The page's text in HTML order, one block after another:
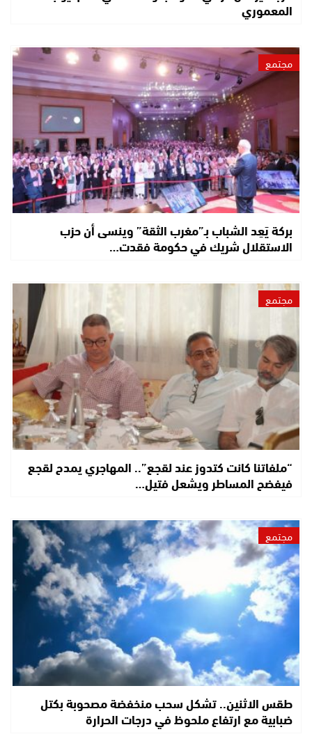
المعموري
مجتمع
بركة يَعِد الشباب بـ”مغرب الثقة” وينسى أن حزب
الاستقلال شريك في حكومة فقدت…
مجتمع
“ملفاتنا كانت كتدوز عند لقجع”.. المهاجري يمدح لقجع
فيفضح المساطر ويشعل فتيل…
مجتمع
طقس الاثنين.. تشكل سحب منخفضة مصحوبة بكتل
ضبابية مع ارتفاع ملحوظ في درجات الحرارة